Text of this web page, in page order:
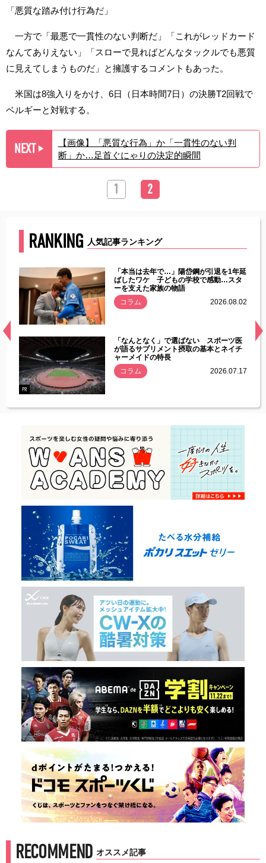
「悪質な踏み付け行為だ」
一方で「最悪で一貫性のない判断だ」「これがレッドカード
なんてありえない」「スローで見ればどんなタックルでも悪質
に見えてしまうものだ」と擁護するコメントもあった。
米国は8強入りをかけ、6日（日本時間7日）の決勝T2回戦で
ベルギーと対戦する。
NEXT ▶︎
【画像】「悪質な行為」か「一貫性のない判
断」か…足首ぐにゃりの決定的瞬間
1 2
RANKING 人気記事ランキング
常
「本当は去年で…」陽岱鋼が引退を1年延
ばしたワケ 子どもの学校で感動…スタ
ーを支えた家族の物語
コラム
2026.08.02
PR
「なんとなく」で選ばない スポーツ医
が語るサプリメント摂取の基本とネイチ
ャーメイドの特長
コラム
2026.07.17
RECOMMEND オススメ記事